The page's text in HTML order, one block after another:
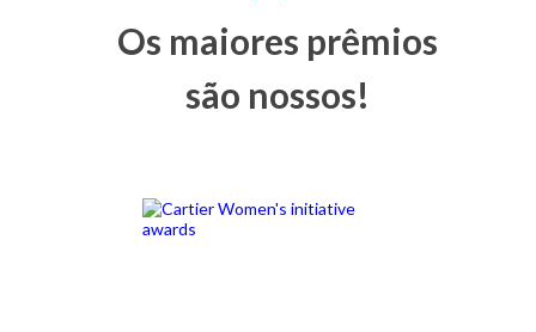
Os maiores prêmios
são nossos!